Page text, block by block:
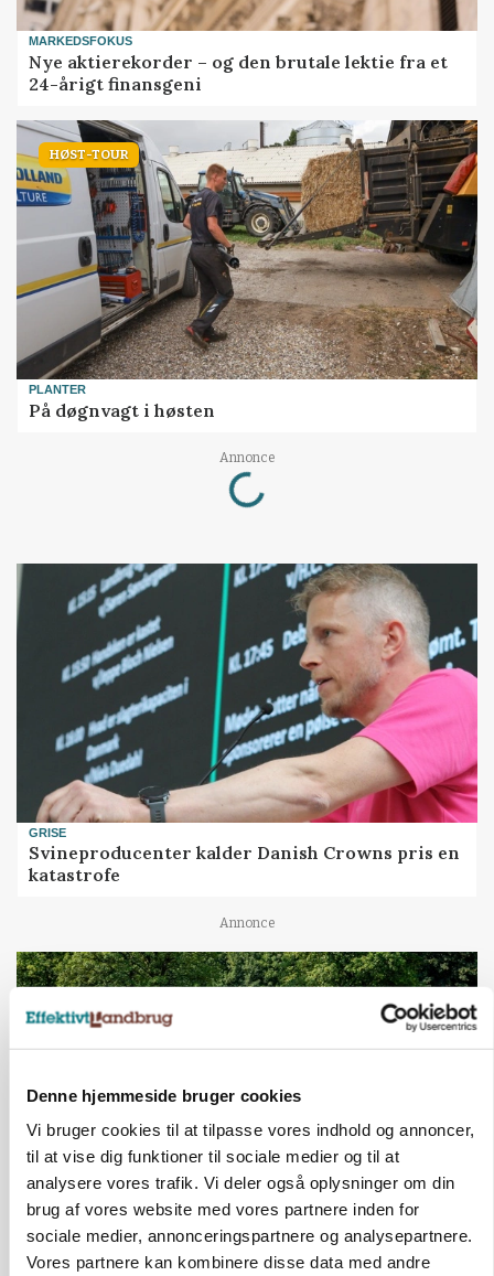
Denne hjemmeside bruger cookies
Vi bruger cookies til at tilpasse vores indhold og annoncer,
til at vise dig funktioner til sociale medier og til at
analysere vores trafik. Vi deler også oplysninger om din
brug af vores website med vores partnere inden for
sociale medier, annonceringspartnere og analysepartnere.
Vores partnere kan kombinere disse data med andre
MARKEDSFOKUS
Nye aktierekorder – og den brutale lektie fra et
24-årigt finansgeni
HØST-TOUR
PLANTER
På døgnvagt i høsten
Annonce
Loading...
GRISE
Svineproducenter kalder Danish Crowns pris en
katastrofe
Annonce
MASKINER
Forserie til selvkørende skårlægger afprøves i år